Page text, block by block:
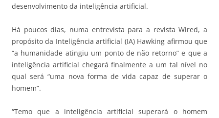
desenvolvimento da inteligência artificial.
Há poucos dias, numa entrevista para a revista Wired, a
propósito da Inteligência artificial (IA) Hawking afirmou que
“a humanidade atingiu um ponto de não retorno” e que a
inteligência artificial chegará finalmente a um tal nível no
qual será “uma nova forma de vida capaz de superar o
homem”.
“Temo que a inteligência artificial superará o homem